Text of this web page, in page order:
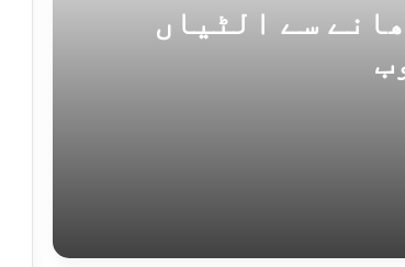
سے الٹیاں